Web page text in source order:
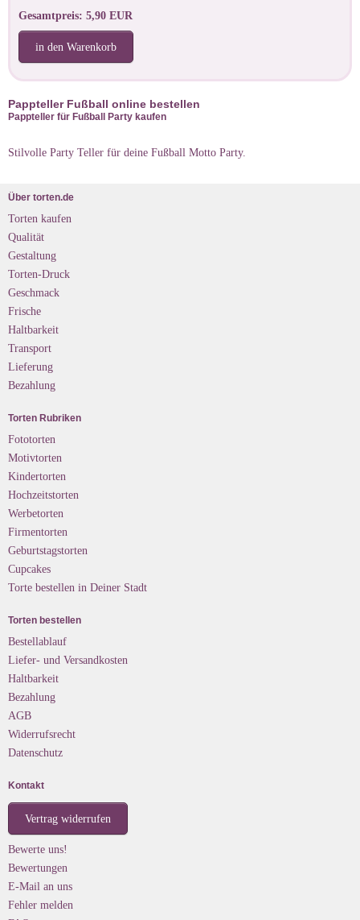
Gesamtpreis: 5,90 EUR
in den Warenkorb
Pappteller Fußball online bestellen
Pappteller für Fußball Party kaufen
Stilvolle Party Teller für deine Fußball Motto Party.
Über torten.de
Torten kaufen
Qualität
Gestaltung
Torten-Druck
Geschmack
Frische
Haltbarkeit
Transport
Lieferung
Bezahlung
Torten Rubriken
Fototorten
Motivtorten
Kindertorten
Hochzeitstorten
Werbetorten
Firmentorten
Geburtstagstorten
Cupcakes
Torte bestellen in Deiner Stadt
Torten bestellen
Bestellablauf
Liefer- und Versandkosten
Haltbarkeit
Bezahlung
AGB
Widerrufsrecht
Datenschutz
Kontakt
Vertrag widerrufen
Bewerte uns!
Bewertungen
E-Mail an uns
Fehler melden